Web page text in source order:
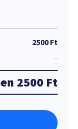
2500 Ft
-
2500 Ft